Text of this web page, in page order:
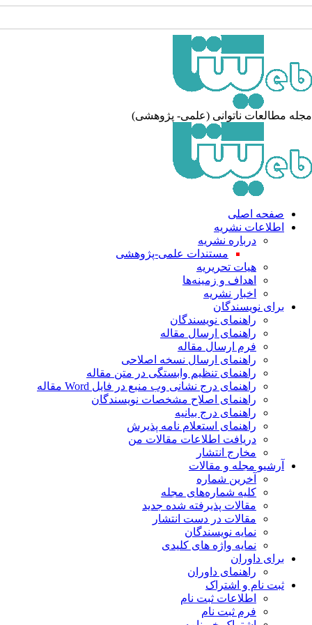
مطالعات ناتوانی (علمی- پژوهشی)
صفحه اصلی
اطلاعات نشریه
درباره نشریه
مستندات علمی-پژوهشی
هیات تحریریه
اهداف و زمینه‌ها
اخبار نشریه
برای نویسندگان
راهنمای نویسندگان
راهنمای ارسال مقاله
فرم ارسال مقاله
راهنمای ارسال نسخه اصلاحی
راهنمای تنظیم وابستگی در متن مقاله
راهنمای درج نشانی وب منبع در فایل Word مقاله
راهنمای اصلاح مشخصات نویسندگان
راهنمای درج بیانیه
راهنمای استعلام نامه پذیرش
دریافت اطلاعات مقالات من
مخارج انتشار
آرشیو مجله و مقالات
آخرین شماره
کلیه شماره‌های مجله
مقالات پذیرفته شده جدید
مقالات در دست انتشار
نمایه نویسندگان
نمایه واژه های کلیدی
برای داوران
راهنمای داوران
ثبت نام و اشتراک
اطلاعات ثبت نام
فرم ثبت نام